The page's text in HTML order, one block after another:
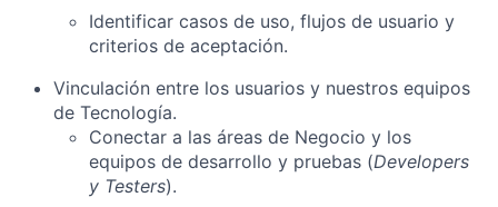
Identificar casos de uso, flujos de usuario y
criterios de aceptación.
Vinculación entre los usuarios y nuestros equipos
de Tecnología.
Conectar a las áreas de Negocio y los
equipos de desarrollo y pruebas (Developers
y Testers).